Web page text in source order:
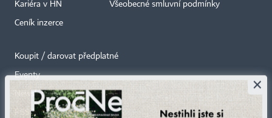
Kariéra v HN
Ceník inzerce
Všeobecné smluvní podmínky
Koupit / darovat předplatné
Eventy
Newslettery
RSS kanály
×